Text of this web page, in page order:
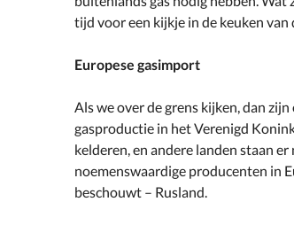
tijd voor een kijkje in de keuken van
Europese gasimport
Als we over de grens kijken, dan
gasproductie in het Verenigd
kelderen, en andere landen staan
noemenswaardige producenten in
beschouwt – Rusland.